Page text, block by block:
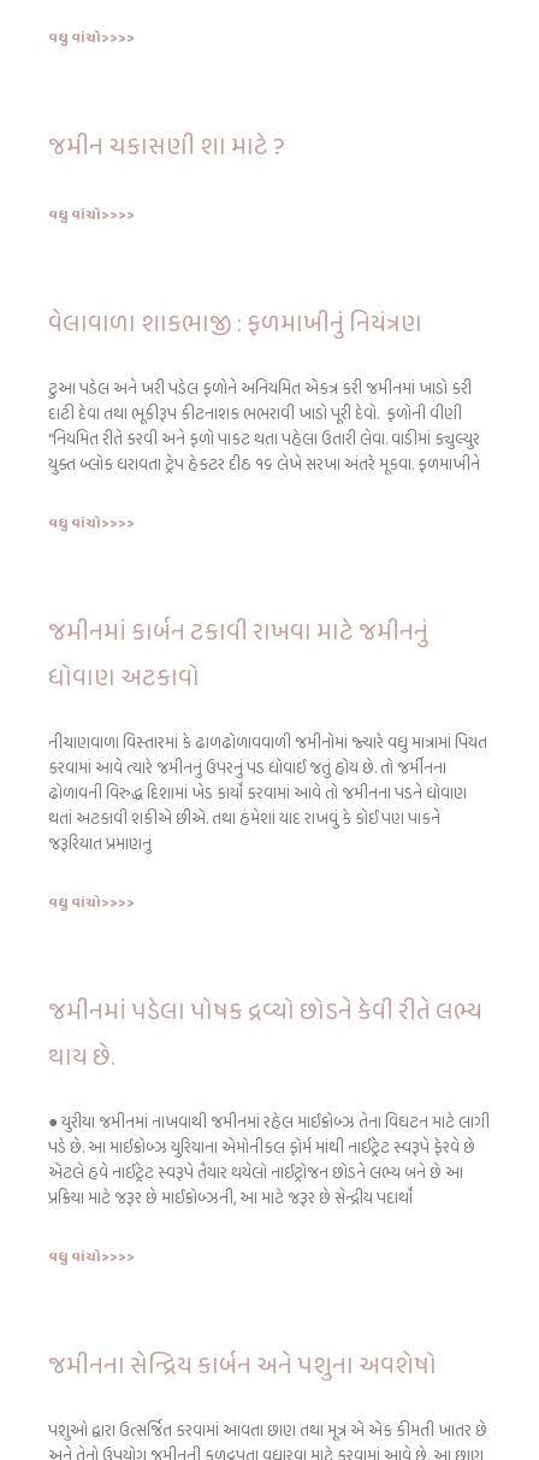
વધુ વાંચો>>>>
જમીન ચકાસણી શા માટે ?
વધુ વાંચો>>>>
વેલાવાળા શાકભાજી : ફળમાખીનું નિયંત્રણ
ટુઆ પડેલ અને ખરી પડેલ ફળોને અનિયમિત એકત્ર કરી જમીનમાં ખાડો કરી
દાટી દેવા તથા ભૂકીરૂપ કીટનાશક ભભરાવી ખાડો પૂરી દેવો. ફળોની વીણી
“નિયમિત રીતે કરવી અને ફળો પાકટ થતા પહેલા ઉતારી લેવા. વાડીમાં ક્યુલ્યુર
યુક્ત બ્લોક ધરાવતા ટ્રેપ હેકટર દીઠ ૧૬ લેખે સરખા અંતરે મૂકવા. ફળમાખીને
વધુ વાંચો>>>>
જમીનમાં કાર્બન ટકાવી રાખવા માટે જમીનનું
ધોવાણ અટકાવો
નીચાણવાળા વિસ્તારમાં કે ઢાળઢોળાવવાળી જમીનોમાં જ્યારે વધુ માત્રામાં પિયત
કરવામાં આવે ત્યારે જમીનનું ઉપરનું પડ ધોવાઈ જતું હોય છે. તો જર્મીનના
ઢોળાવની વિરુદ્ધ દિશામાં ખેડ કાર્યો કરવામાં આવે તો જમીનના પડને ધોવાણ
થતાં અટકાવી શકીએ છીએ. તથા હંમેશાં યાદ રાખવું કે કોઈ પણ પાકને
જરૂરિયાત પ્રમાણનું
વધુ વાંચો>>>>
જમીનમાં પડેલા પોષક દ્રવ્યો છોડને કેવી રીતે લભ્ય
થાય છે.
● યુરીયા જમીનમાં નાખવાથી જમીનમાં રહેલ માઈક્રોબ્ઝ તેના વિઘટન માટે લાગી
પડે છે. આ માઈક્રોબ્ઝ યુરિયાના એમોનીકલ ફોર્મ માંથી નાઈટ્રેટ સ્વરૂપે ફેરવે છે
એટલે હવે નાઈટ્રેટ સ્વરૂપે તૈયાર થયેલો નાઈટ્રોજન છોડને લભ્ય બને છે આ
પ્રક્રિયા માટે જરૂર છે માઈક્રોબ્ઝની, આ માટે જરૂર છે સેન્દ્રીય પદાર્થો
વધુ વાંચો>>>>
જમીનના સેન્દ્રિય કાર્બન અને પશુના અવશેષો
પશુઓ દ્વારા ઉત્સર્જિત કરવામાં આવતા છાણ તથા મૂત્ર એ એક કીમતી ખાતર છે